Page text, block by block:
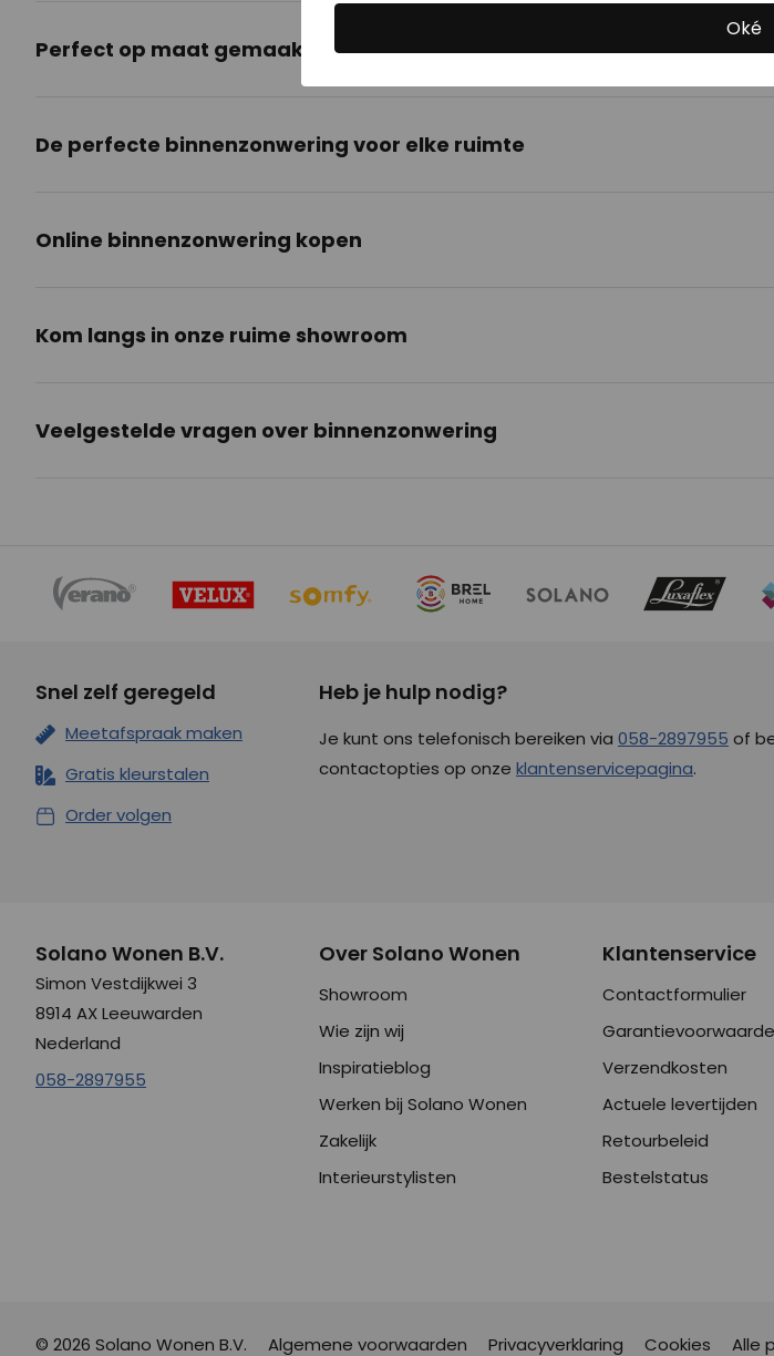
Perfect op maat gemaakte binnenzonwering
De perfecte binnenzonwering voor elke ruimte
Online binnenzonwering kopen
Kom langs in onze ruime showroom
Veelgestelde vragen over binnenzonwering
Snel zelf geregeld
Meetafspraak maken
Gratis kleurstalen
Order volgen
Heb je hulp nodig?
Je kunt ons telefonisch bereiken via 058-2897955 of
contactopties op onze klantenservicepagina.
Solano Wonen B.V.
Simon Vestdijkwei 3
8914 AX Leeuwarden
Nederland
058-2897955
Over Solano Wonen
Showroom
Wie zijn wij
Inspiratieblog
Werken bij Solano Wonen
Zakelijk
Interieurstylisten
Klantenservice
Contactformulier
Verzendkosten
Actuele levertijden
Retourbeleid
Bestelstatus
© 2026 Solano Wonen B.V. Algemene voorwaarden Privacyverklaring Cookies Alle
Oké